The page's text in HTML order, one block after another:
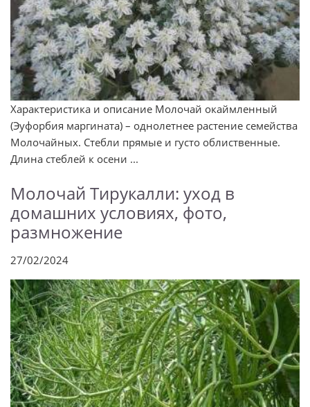
Характеристика и описание Молочай окаймленный
(Эуфорбия маргината) – однолетнее растение семейства
Молочайных. Стебли прямые и густо облиственные.
Длина стеблей к осени ...
Молочай Тирукалли: уход в
домашних условиях, фото,
размножение
27/02/2024